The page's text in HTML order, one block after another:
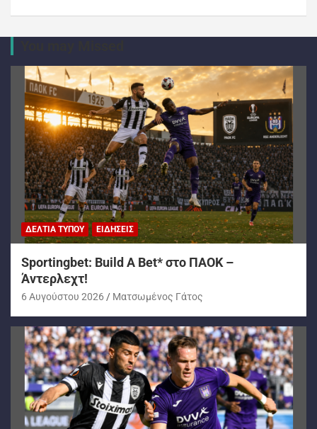
ΔΕΛΤΊΑ ΤΎΠΟΥ ΕΙΔΉΣΕΙΣ
Sportingbet: Build A Bet* στο ΠΑΟΚ –
Άντερλεχτ!
6 Αυγούστου 2026 Ματσωμένος Γάτος